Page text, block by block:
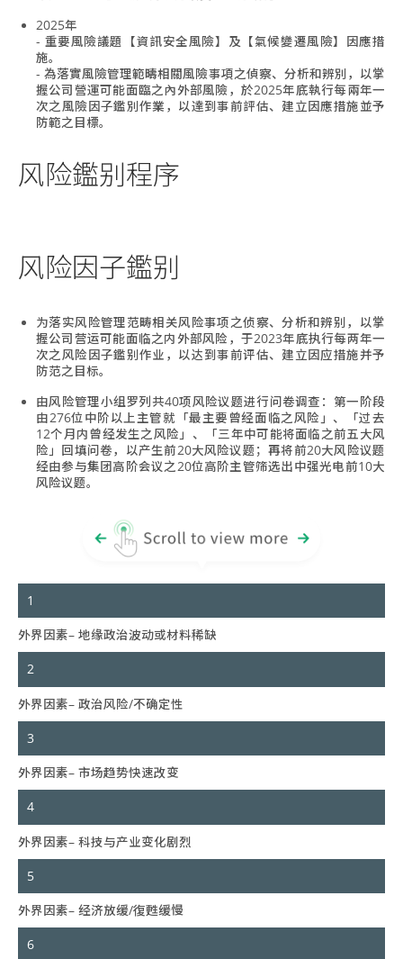
2025年
- 重要風險議題【資訊安全風險】及【氣候變遷風險】因應措
施。
- 為落實風險管理範疇相關風險事項之偵察、分析和辨別，以掌
握公司營運可能面臨之內外部風險，於2025年底執行每兩年一
次之風險因子鑑別作業，以達到事前評估、建立因應措施並予
防範之目標。
风险鑑别程序
风险因子鑑别
为落实风险管理范畴相关风险事项之侦察、分析和辨别，以掌
握公司营运可能面临之内外部风险，于2023年底执行每两年一
次之风险因子鑑别作业，以达到事前评估、建立因应措施并予
防范之目标。
由风险管理小组罗列共40项风险议题进行问卷调查：第一阶段
由276位中阶以上主管就「最主要曾经面临之风险」、「过去
12个月内曾经发生之风险」、「三年中可能将面临之前五大风
险」回填问卷，以产生前20大风险议题；再将前20大风险议题
经由参与集团高阶会议之20位高阶主管筛选出中强光电前10大
风险议题。
1
外界因素– 地缘政治波动或材料稀缺
2
外界因素– 政治风险/不确定性
3
外界因素– 市场趋势快速改变
4
外界因素– 科技与产业变化剧烈
5
外界因素– 经济放缓/復甦缓慢
6